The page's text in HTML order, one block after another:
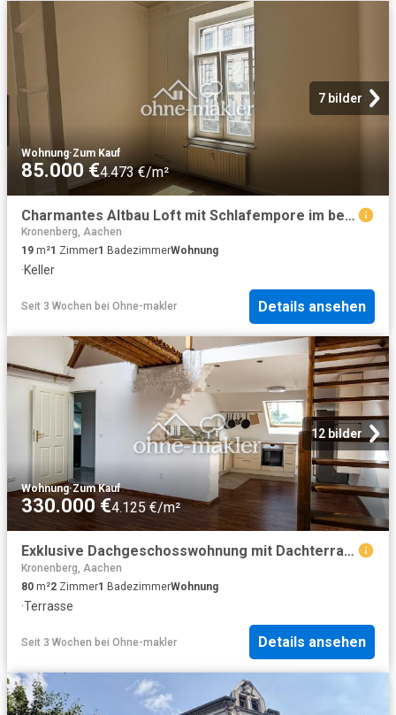
7 bilder
Wohnung·Zum Kauf
85.000 €4.473 €/m²
Charmantes Altbau Loft mit Schlafempore im beliebten Frankenberger Viertel
Kronenberg, Aachen
19 m²1 Zimmer1 BadezimmerWohnung
·Keller
Seit 3 Wochen bei Ohne-makler Details ansehen
12 bilder
Wohnung·Zum Kauf
330.000 €4.125 €/m²
Exklusive Dachgeschosswohnung mit Dachterrasse, Empore und Altbaucharme
Kronenberg, Aachen
80 m²2 Zimmer1 BadezimmerWohnung
·Terrasse
Seit 3 Wochen bei Ohne-makler Details ansehen